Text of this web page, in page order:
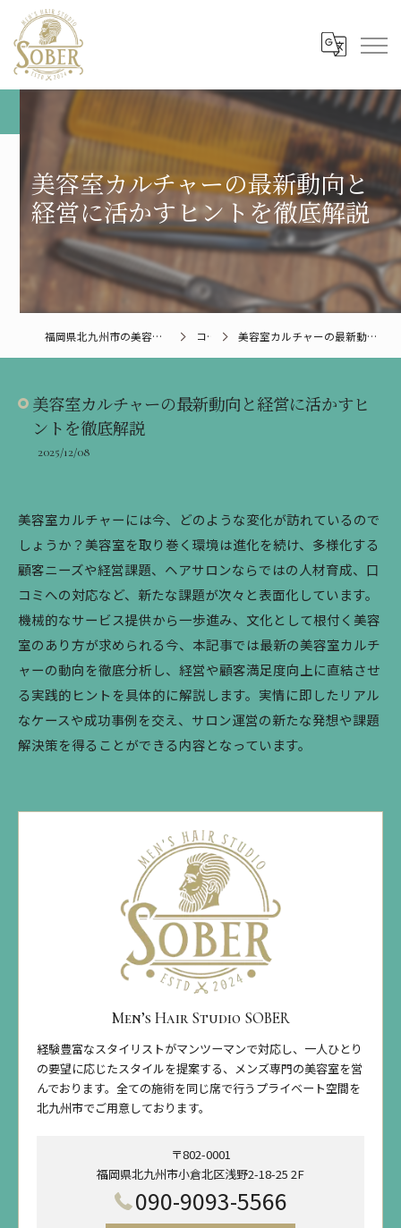
美容室カルチャーの最新動向と
経営に活かすヒントを徹底解説
福岡県北九州市の美容室ならMen’s Hair Studio SOBER コラム 美容室カルチャーの最新動向と経営に活かすヒントを徹底解説
美容室カルチャーの最新動向と経営に活かすヒ
ントを徹底解説
2025/12/08
美容室カルチャーには今、どのような変化が訪れているので
しょうか？美容室を取り巻く環境は進化を続け、多様化する
顧客ニーズや経営課題、ヘアサロンならではの人材育成、口
コミへの対応など、新たな課題が次々と表面化しています。
機械的なサービス提供から一歩進み、文化として根付く美容
室のあり方が求められる今、本記事では最新の美容室カルチ
ャーの動向を徹底分析し、経営や顧客満足度向上に直結させ
る実践的ヒントを具体的に解説します。実情に即したリアル
なケースや成功事例を交え、サロン運営の新たな発想や課題
解決策を得ることができる内容となっています。
Men’s Hair Studio SOBER
経験豊富なスタイリストがマンツーマンで対応し、一人ひとり
の要望に応じたスタイルを提案する、メンズ専門の美容室を営
んでおります。全ての施術を同じ席で行うプライベート空間を
北九州市でご用意しております。
〒802-0001
福岡県北九州市小倉北区浅野2-18-25 2F
090-9093-5566